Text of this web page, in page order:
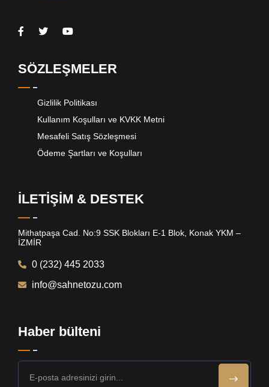
SÖZLEŞMELER
Gizlilik Politikası
Kullanım Koşulları ve KVKK Metni
Mesafeli Satış Sözleşmesi
Ödeme Şartları ve Koşulları
İLETİŞİM & DESTEK
Mithatpaşa Cad. No:9 SSK Blokları E-1 Blok, Konak YKM –
İZMİR
0 (232) 445 2033
info@sahnetozu.com
Haber bülteni